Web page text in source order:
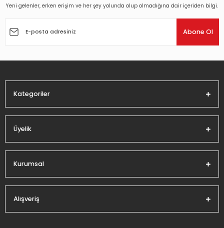
Ürün açıklamasında eksik bilgiler bulunuyor.
Ürün fiyatı diğer sitelerden daha pahalı.
Yeni gelenler, erken erişim ve her şey yolunda olup olmadığına dair içeriden bilgi.
Abone Ol
Kategoriler
Üyelik
Kurumsal
Alışveriş